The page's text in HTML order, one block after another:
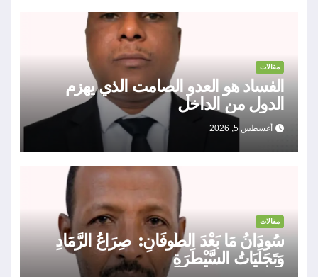
مقالات
الفساد هو العدو الصامت الذي يهزم
الدول من الداخل
أغسطس 5, 2026
مقالات
سُودَانُ مَا بَعْدَ الطُّوفَانِ: صِرَاعُ الرَّمَادِ
وَتَجَلِّيَاتُ السَّيْطَرَةِ